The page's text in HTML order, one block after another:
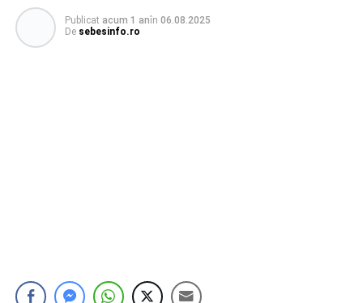
Publicat acum 1 anîn 06.08.2025
De sebesinfo.ro